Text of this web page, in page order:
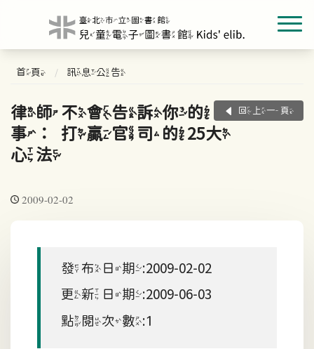
首頁 訊息公告
律師不會告訴你的
事：打贏官司的25大
心法
回上一頁
2009-02-02
發布日期:2009-02-02
更新日期:2009-06-03
點閱次數:1